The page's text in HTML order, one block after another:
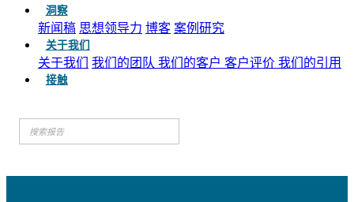
洞察
新闻稿 思想领导力 博客 案例研究
关于我们
关于我们 我们的团队 我们的客户 客户评价 我们的引用
接触